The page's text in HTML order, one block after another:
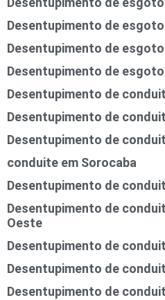
Desentupimento de
Desentupimento de
Desentupimento de
Desentupimento de
Desentupimento de
Desentupimento de
conduite em Sorocaba
Desentupimento de
Desentupimento de
Oeste
Desentupimento de
Desentupimento de
Desentupimento de